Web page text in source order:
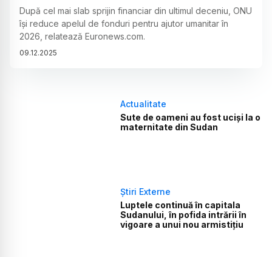
După cel mai slab sprijin financiar din ultimul deceniu, ONU
își reduce apelul de fonduri pentru ajutor umanitar în
2026, relatează Euronews.com.
09.12.2025
Actualitate
Sute de oameni au fost uciși la o
maternitate din Sudan
Știri Externe
Luptele continuă în capitala
Sudanului, în pofida intrării în
vigoare a unui nou armistiţiu